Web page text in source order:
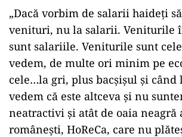
„Dacă vorbim de salarii haideţi
venituri, nu la salarii. Veniturile
sunt salariile. Veniturile sunt
vedem, de multe ori minim pe
cele…la gri, plus bacşişul şi când
vedem că este altceva şi nu
neatractivi şi atât de oaia neagră
româneşti, HoReCa, care nu